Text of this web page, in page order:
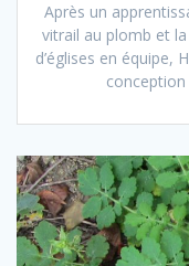
Après un
vitrail au plomb et
d’églises en équipe,
conception